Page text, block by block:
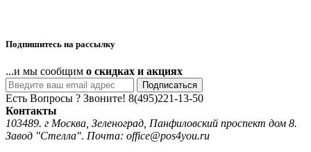
Подпишитесь на рассылку
...и мы сообщим о скидках и акциях
Подписаться
Есть Вопросы ? Звоните! 8(495)221-13-50
Контакты
103489. г Москва, Зеленоград, Панфиловский проспект дом 8.
Завод "Стелла". Почта: office@pos4you.ru